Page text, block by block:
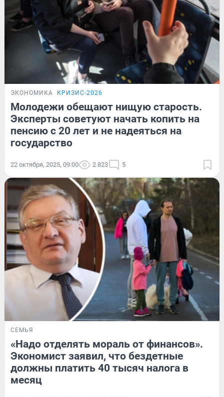
ЭКОНОМИКА КРИЗИС-2026
Молодежи обещают нищую старость.
Эксперты советуют начать копить на
пенсию с 20 лет и не надеяться на
государство
22 октября, 2025, 09:00 2 823 5
СЕМЬЯ
«Надо отделять мораль от финансов».
Экономист заявил, что бездетные
должны платить 40 тысяч налога в
месяц